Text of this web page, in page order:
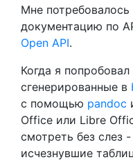
Мне
документацию по
Open API.
Когда я
сгенерированные в
с помощью pandoc
Office или Libre
смотреть без слез
исчезнувшие